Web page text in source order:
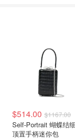
$514.00 $1167.00
Self-Portrait 蝴蝶结
顶置手柄迷你包